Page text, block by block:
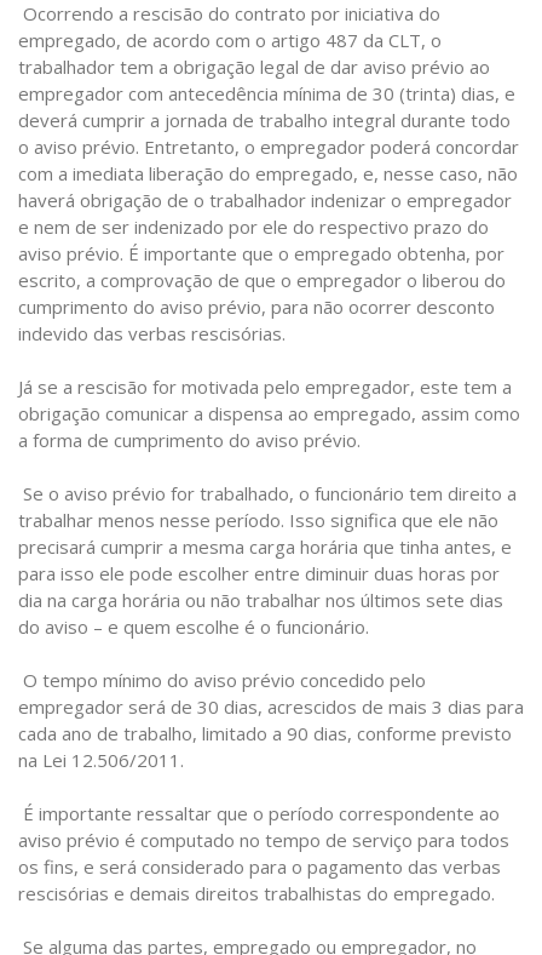
Ocorrendo a rescisão do contrato por iniciativa do
empregado, de acordo com o artigo 487 da CLT, o
trabalhador tem a obrigação legal de dar aviso prévio ao
empregador com antecedência mínima de 30 (trinta) dias, e
deverá cumprir a jornada de trabalho integral durante todo
o aviso prévio. Entretanto, o empregador poderá concordar
com a imediata liberação do empregado, e, nesse caso, não
haverá obrigação de o trabalhador indenizar o empregador
e nem de ser indenizado por ele do respectivo prazo do
aviso prévio. É importante que o empregado obtenha, por
escrito, a comprovação de que o empregador o liberou do
cumprimento do aviso prévio, para não ocorrer desconto
indevido das verbas rescisórias.
Já se a rescisão for motivada pelo empregador, este tem a
obrigação comunicar a dispensa ao empregado, assim como
a forma de cumprimento do aviso prévio.
Se o aviso prévio for trabalhado, o funcionário tem direito a
trabalhar menos nesse período. Isso significa que ele não
precisará cumprir a mesma carga horária que tinha antes, e
para isso ele pode escolher entre diminuir duas horas por
dia na carga horária ou não trabalhar nos últimos sete dias
do aviso – e quem escolhe é o funcionário.
O tempo mínimo do aviso prévio concedido pelo
empregador será de 30 dias, acrescidos de mais 3 dias para
cada ano de trabalho, limitado a 90 dias, conforme previsto
na Lei 12.506/2011.
É importante ressaltar que o período correspondente ao
aviso prévio é computado no tempo de serviço para todos
os fins, e será considerado para o pagamento das verbas
rescisórias e demais direitos trabalhistas do empregado.
Se alguma das partes, empregado ou empregador, no